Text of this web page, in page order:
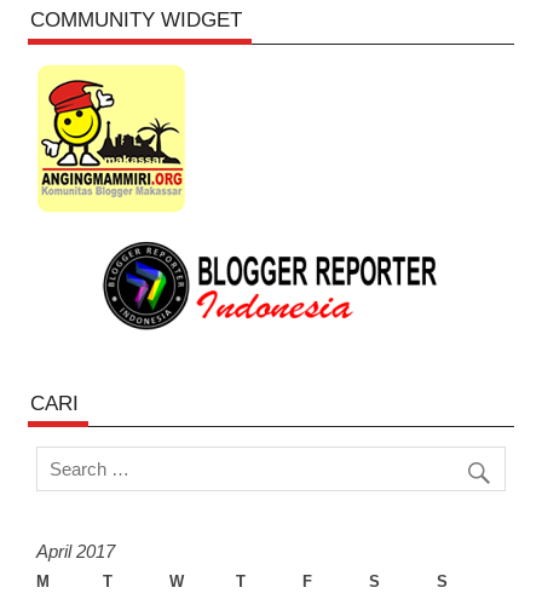
COMMUNITY WIDGET
CARI
April 2017
M T W T F S S